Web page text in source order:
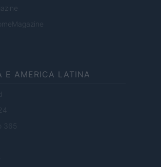
E AMERICA LATINA
365